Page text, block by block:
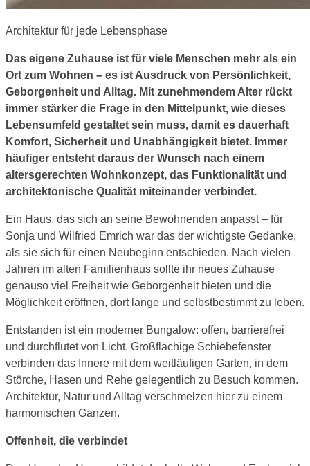
Architektur für jede Lebensphase
Das eigene Zuhause ist für viele Menschen mehr als ein
Ort zum Wohnen – es ist Ausdruck von Persönlichkeit,
Geborgenheit und Alltag. Mit zunehmendem Alter rückt
immer stärker die Frage in den Mittelpunkt, wie dieses
Lebensumfeld gestaltet sein muss, damit es dauerhaft
Komfort, Sicherheit und Unabhängigkeit bietet. Immer
häufiger entsteht daraus der Wunsch nach einem
altersgerechten Wohnkonzept, das Funktionalität und
architektonische Qualität miteinander verbindet.
Ein Haus, das sich an seine Bewohnenden anpasst – für
Sonja und Wilfried Emrich war das der wichtigste Gedanke,
als sie sich für einen Neubeginn entschieden. Nach vielen
Jahren im alten Familienhaus sollte ihr neues Zuhause
genauso viel Freiheit wie Geborgenheit bieten und die
Möglichkeit eröffnen, dort lange und selbstbestimmt zu leben.
Entstanden ist ein moderner Bungalow: offen, barrierefrei
und durchflutet von Licht. Großflächige Schiebefenster
verbinden das Innere mit dem weitläufigen Garten, in dem
Störche, Hasen und Rehe gelegentlich zu Besuch kommen.
Architektur, Natur und Alltag verschmelzen hier zu einem
harmonischen Ganzen.
Offenheit, die verbindet